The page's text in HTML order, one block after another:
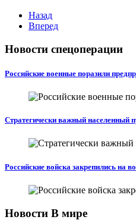
Назад
Вперед
Новости спецоперации
Российские военные поразили
Стратегически важный населенный
Российские войска закрепились на
Новости В мире